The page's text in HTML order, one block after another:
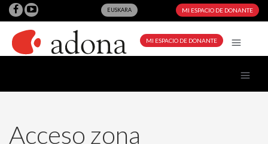
EUSKARA MI ESPACIO DE DONANTE
MI ESPACIO DE DONANTE
Acceso zona